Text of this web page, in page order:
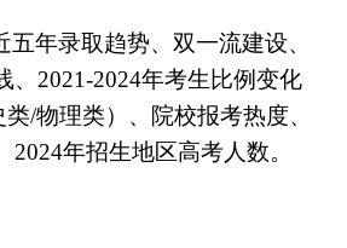
年录取趋势、双一流建设、
、2021-2024年考生比例变化
类/物理类）、院校报考热度、
2024年招生地区高考人数。